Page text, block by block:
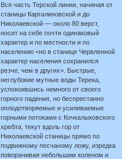
Вся часть Терской линии, начиная от
станицы Каргалиновской и до
Николаевской — около 80 верст,
носит на себе почти одинаковый
характер и по местности и по
населению <но в станице Червленной
характер населения сохранился
резче, чем в других>. Быстрые,
неглубокие мутные воды Терека,
успокоившись немного от своего
горного падения, но беспрестанно
оплодотворяемые и усиливаемые
горными потоками с Кочкалыковского
хребта, текут вдоль гор от
Николаевской станицы прямо по
подвижному песчаному ложу, изредка
поворачивая небольшим коленом и